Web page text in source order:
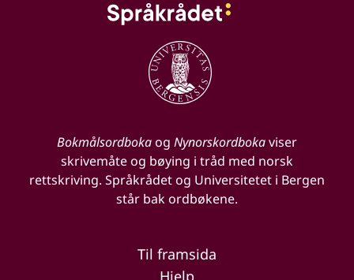
Bokmålsordbokaog Nynorskordbokaviser
skrivemåte og bøying i tråd med norsk
rettskriving. Språkrådet og Universitetet i Bergen
står bak ordbøkene.
Til framsida
Hjelp